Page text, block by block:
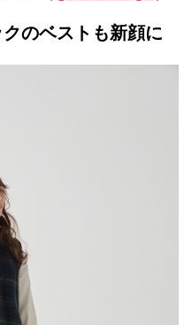
のベストも新顔に